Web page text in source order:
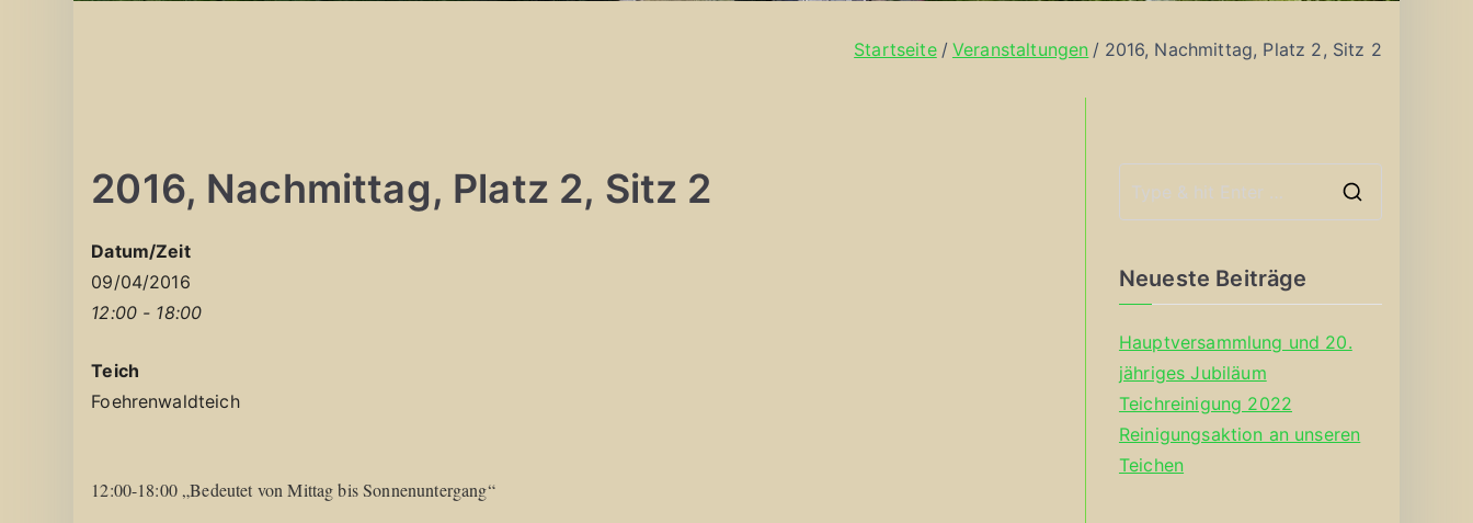
Startseite Veranstaltungen 2016, Nachmittag, Platz 2, Sitz 2
2016, Nachmittag, Platz 2, Sitz 2
Datum/Zeit
09/04/2016
12:00 - 18:00
Teich
Foehrenwaldteich
12:00-18:00 „Bedeutet von Mittag bis Sonnenuntergang“
Neueste Beiträge
Hauptversammlung und 20.
jähriges Jubiläum
Teichreinigung 2022
Reinigungsaktion an unseren
Teichen